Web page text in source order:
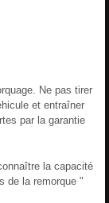
Ne pas tirer
et entraîner
par la garantie
la capacité
de la remorque "